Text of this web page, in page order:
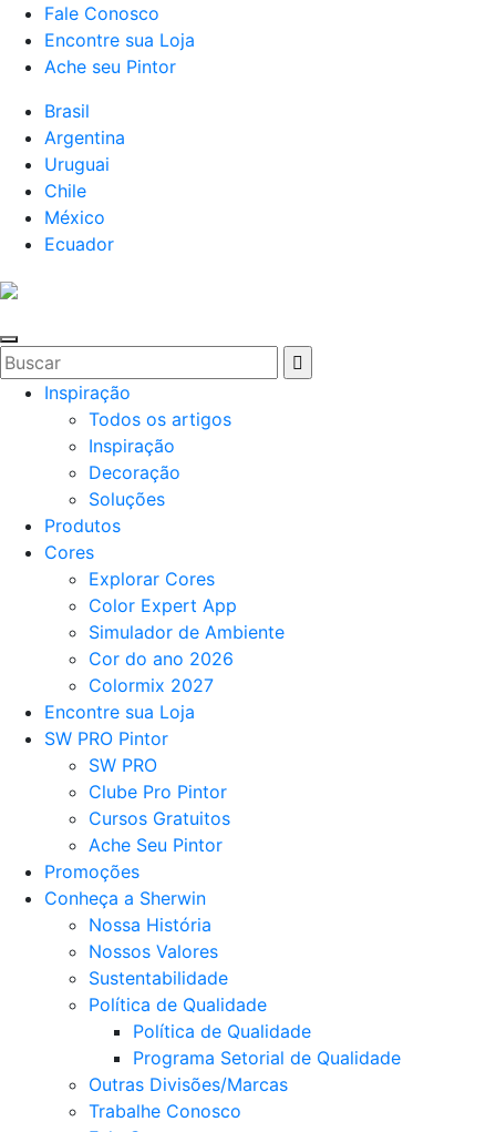
Fale Conosco
Encontre sua Loja
Ache seu Pintor
Brasil
Argentina
Uruguai
Chile
México
Ecuador
Inspiração
Todos os artigos
Inspiração
Decoração
Soluções
Produtos
Cores
Explorar Cores
Color Expert App
Simulador de Ambiente
Cor do ano 2026
Colormix 2027
Encontre sua Loja
SW PRO Pintor
SW PRO
Clube Pro Pintor
Cursos Gratuitos
Ache Seu Pintor
Promoções
Conheça a Sherwin
Nossa História
Nossos Valores
Sustentabilidade
Política de Qualidade
Política de Qualidade
Programa Setorial de Qualidade
Outras Divisões/Marcas
Trabalhe Conosco